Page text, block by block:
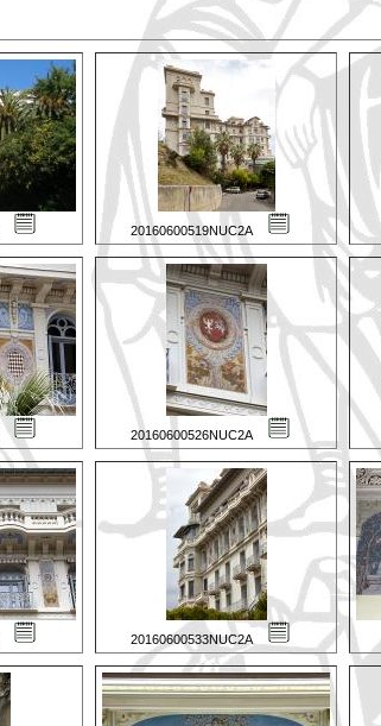
20160600519NUC2A
20160600526NUC2A
20160600533NUC2A